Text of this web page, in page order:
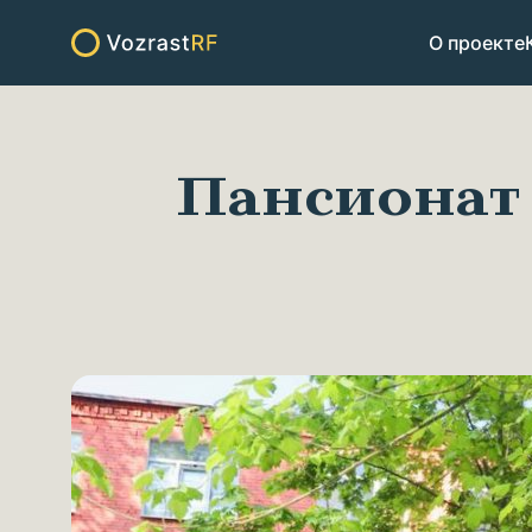
О проекте
ОписаниеРасположение Категории